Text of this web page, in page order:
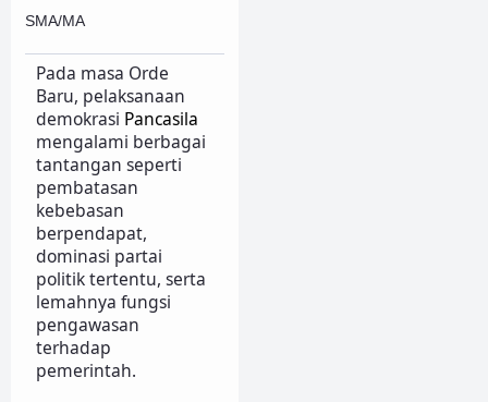
SMA/MA
Pada masa Orde
Baru, pelaksanaan
demokrasi Pancasila
mengalami berbagai
tantangan seperti
pembatasan
kebebasan
berpendapat,
dominasi partai
politik tertentu, serta
lemahnya fungsi
pengawasan
terhadap
pemerintah.